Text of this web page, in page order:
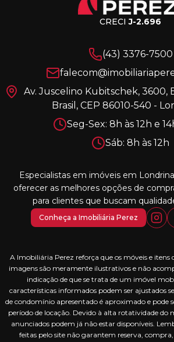
CRECIJ-2.696
(43) 3376-7500
Av. Juscelino Kubitschek, 3600,
Brasil, CEP 86010-540 -
Seg-Sex: 8h às 12h e
Sáb: 8h às 12h
Especialistas em imóveis em
oferecer as melhores opções de
para clientes que buscam
Conheça a Imobiliária Perez
A Imobiliária Perez reforça que os móveis e itens
imagens são meramente ilustrativos e não
indicação de que se trata de um imóvel
características informados podem ser ajustados
de condomínio apresentado é aproximado e pode
período de locação. Devido à alta rotatividade do
anunciados podem já não estar disponíveis.
feitas pelo site não garantem reserva,